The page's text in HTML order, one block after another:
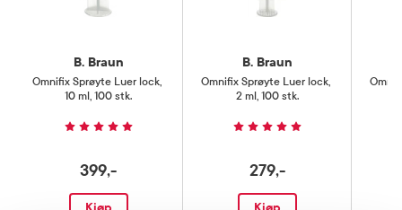
B. Braun
Omnifix Sprøyte Luer lock,
10 ml, 100 stk.
399,-
B. Braun
Omnifix Sprøyte Luer lock,
2 ml, 100 stk.
279,-